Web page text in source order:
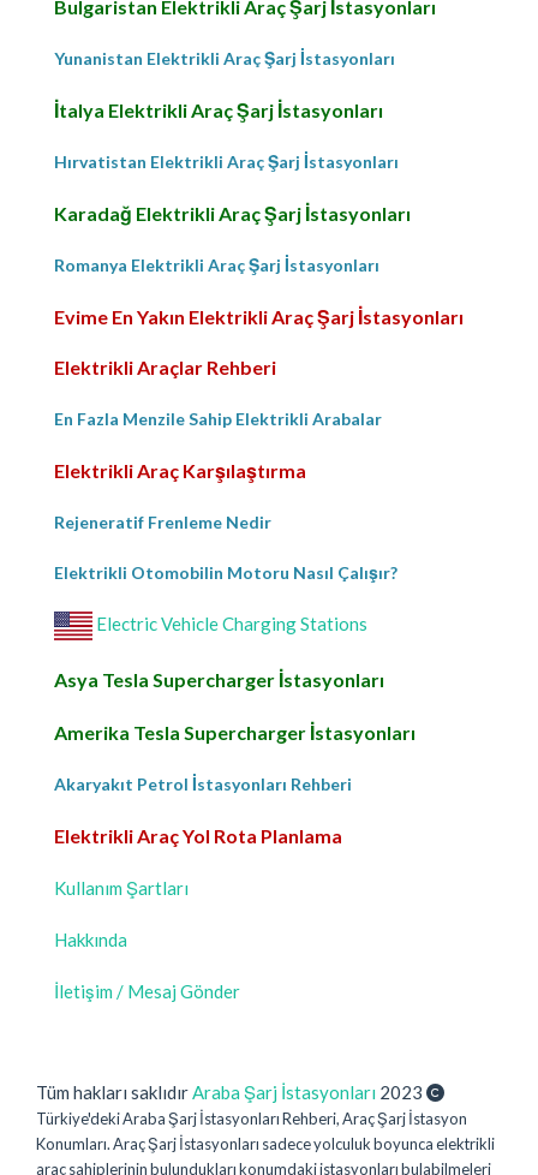
Bulgaristan Elektrikli Araç Şarj İstasyonları
Yunanistan Elektrikli Araç Şarj İstasyonları
İtalya Elektrikli Araç Şarj İstasyonları
Hırvatistan Elektrikli Araç Şarj İstasyonları
Karadağ Elektrikli Araç Şarj İstasyonları
Romanya Elektrikli Araç Şarj İstasyonları
Evime En Yakın Elektrikli Araç Şarj İstasyonları
Elektrikli Araçlar Rehberi
En Fazla Menzile Sahip Elektrikli Arabalar
Elektrikli Araç Karşılaştırma
Rejeneratif Frenleme Nedir
Elektrikli Otomobilin Motoru Nasıl Çalışır?
Electric Vehicle Charging Stations
Asya Tesla Supercharger İstasyonları
Amerika Tesla Supercharger İstasyonları
Akaryakıt Petrol İstasyonları Rehberi
Elektrikli Araç Yol Rota Planlama
Kullanım Şartları
Hakkında
İletişim / Mesaj Gönder
Tüm hakları saklıdırAraba Şarj İstasyonları 2023
Türkiye'deki Araba Şarj İstasyonları Rehberi, Araç Şarj İstasyon
Konumları. Araç Şarj İstasyonları sadece yolculuk boyunca elektrikli
araç sahiplerinin bulundukları konumdaki istasyonları bulabilmeleri